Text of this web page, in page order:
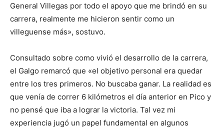
General Villegas por todo el apoyo que me brindó en su
carrera, realmente me hicieron sentir como un
villeguense más», sostuvo.
Consultado sobre como vivió el desarrollo de la carrera,
el Galgo remarcó que «el objetivo personal era quedar
entre los tres primeros. No buscaba ganar. La realidad es
que venía de correr 6 kilómetros el día anterior en Pico y
no pensé que iba a lograr la victoria. Tal vez mi
experiencia jugó un papel fundamental en algunos